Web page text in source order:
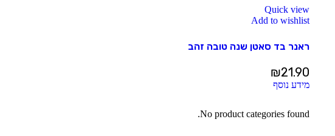
Quick view
Add to wishlist
ראנר בד סאטן שנה טובה זהב
₪21.90
מידע נוסף
No product categories found.